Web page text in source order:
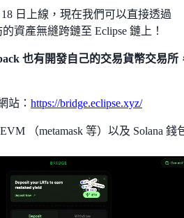
日上線，現在我們可以直接透過
資產無縫跨鏈至 Eclipse 鏈上！
也有開發自己的交易貨幣交易所
站： https://bridge.eclipse.xyz/
（metamask 等）以及 Solana 錢